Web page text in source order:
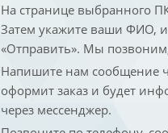
На странице выбранного
Затем укажите ваши ФИО,
«Отправить». Мы
Напишите нам сообщение
оформит заказ и будет
через мессенджер.